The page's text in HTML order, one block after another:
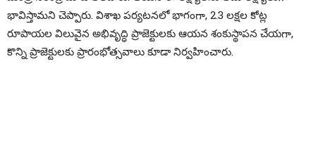
భావిస్తామని చెప్పారు. విశాఖ పర్యటనలో భాగంగా, 2.3 లక్షల కోట్ల
రూపాయల విలువైన అభివృద్ధి ప్రాజెక్టులకు ఆయన శంకుస్థాపన చేయగా,
కొన్ని ప్రాజెక్టులకు ప్రారంభోత్సవాలు కూడా నిర్వహించారు.